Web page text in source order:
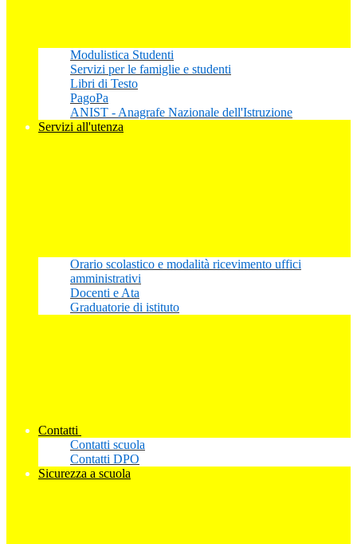
Modulistica Studenti
Servizi per le famiglie e studenti
Libri di Testo
PagoPa
ANIST - Anagrafe Nazionale dell'Istruzione
Servizi all'utenza
Orario scolastico e modalità ricevimento uffici
amministrativi
Docenti e Ata
Graduatorie di istituto
Contatti
Contatti scuola
Contatti DPO
Sicurezza a scuola